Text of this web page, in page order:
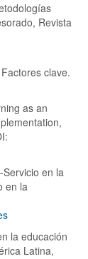
Revista
clave.
as an
en la
en la
la educación
Latina,